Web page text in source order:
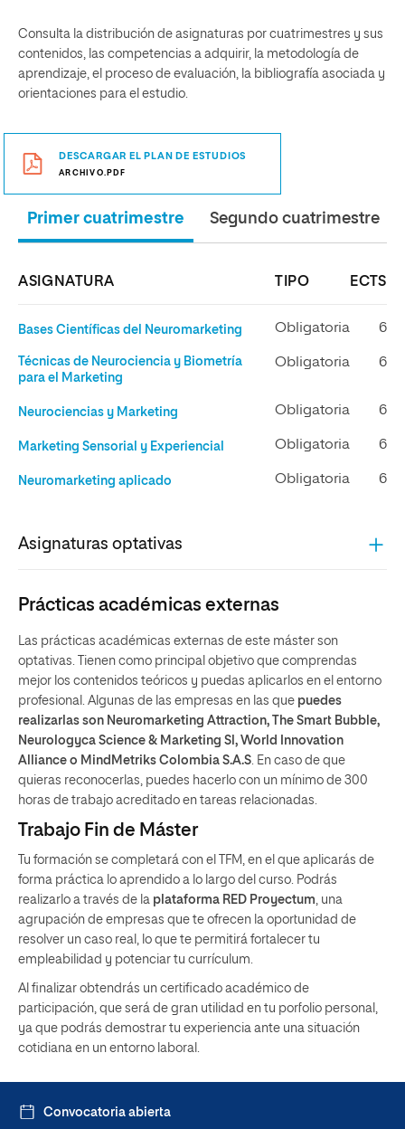
Consulta la distribución de asignaturas por cuatrimestres y sus
contenidos, las competencias a adquirir, la metodología de
aprendizaje, el proceso de evaluación, la bibliografía asociada y
orientaciones para el estudio.
DESCARGAR EL PLAN DE ESTUDIOS
ARCHIVO.PDF
Primer cuatrimestre Segundo cuatrimestre
ASIGNATURA TIPO ECTS
Bases Científicas del Neuromarketing Obligatoria 6
Técnicas de Neurociencia y Biometría
para el Marketing
Obligatoria 6
Neurociencias y Marketing Obligatoria 6
Marketing Sensorial y Experiencial Obligatoria 6
Neuromarketing aplicado Obligatoria 6
Asignaturas optativas
Prácticas académicas externas
Las prácticas académicas externas de este máster son
optativas. Tienen como principal objetivo que comprendas
mejor los contenidos teóricos y puedas aplicarlos en el entorno
profesional. Algunas de las empresas en las que puedes
realizarlas son Neuromarketing Attraction, The Smart Bubble,
Neurologyca Science & Marketing Sl, World Innovation
Alliance o MindMetriks Colombia S.A.S. En caso de que
quieras reconocerlas, puedes hacerlo con un mínimo de 300
horas de trabajo acreditado en tareas relacionadas.
Trabajo Fin de Máster
Tu formación se completará con el TFM, en el que aplicarás de
forma práctica lo aprendido a lo largo del curso. Podrás
realizarlo a través de la plataforma RED Proyectum, una
agrupación de empresas que te ofrecen la oportunidad de
resolver un caso real, lo que te permitirá fortalecer tu
empleabilidad y potenciar tu currículum.
Al finalizar obtendrás un certificado académico de
participación, que será de gran utilidad en tu porfolio personal,
ya que podrás demostrar tu experiencia ante una situación
cotidiana en un entorno laboral.
Convocatoria abierta